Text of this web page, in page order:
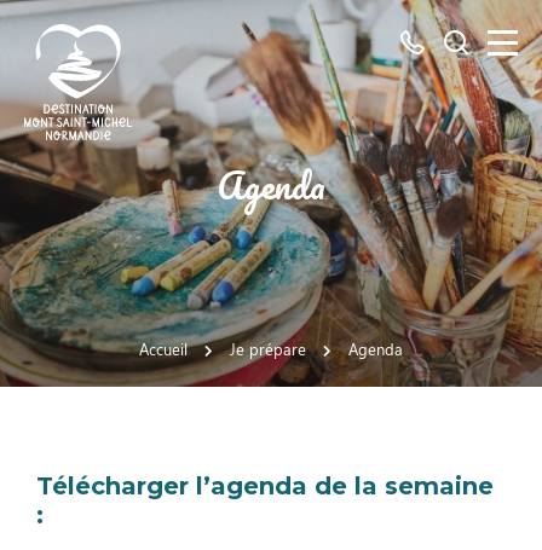
Destination
Mont
Saint-
Michel
Normandie
Tous
les
numéros
ici
Je
Agenda
Accueil Je prépare Agenda
Télécharger l’agenda de la semaine
: